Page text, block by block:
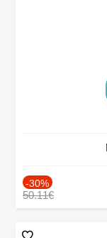
-30%
50.11€